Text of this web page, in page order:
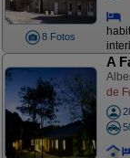
8 Fotos
A
de